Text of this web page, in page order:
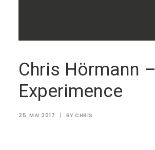
Chris Hörmann –
Experimence
25. MAI 2017 | BY CHRIS